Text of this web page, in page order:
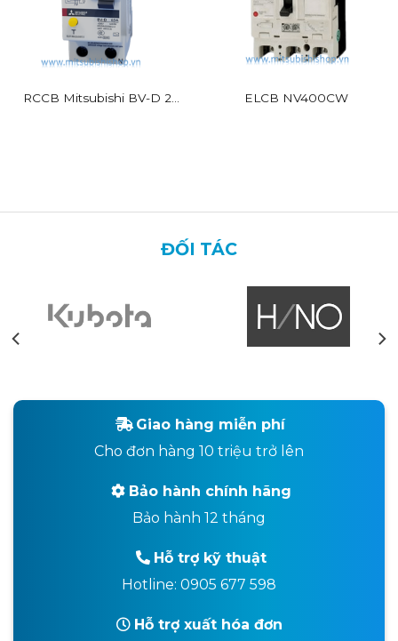
RCCB Mitsubishi BV-D 2P
ELCB NV400CW
ĐỐI TÁC
Giao hàng miễn phí
Cho đơn hàng 10 triệu trở lên
Bảo hành chính hãng
Bảo hành 12 tháng
Hỗ trợ kỹ thuật
Hotline: 0905 677 598
Hỗ trợ xuất hóa đơn